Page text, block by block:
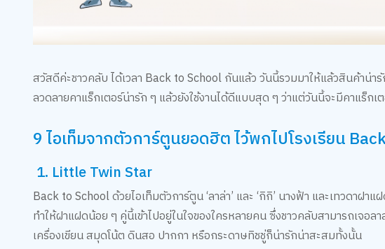
สวัสดีค่ะชาวคลับ ได้เวลา Back to School กันแล้ว วันนี้รวมมาให้แล้วสินค้าน่า
ลวดลายคาแร็กเตอร์น่ารัก ๆ แล้วยังใช้งานได้ดีแบบสุด ๆ ว่าแต่วันนี้จะมีคาแร็กเ
9 ไอเท็มจากตัวการ์ตูนยอดฮิต ไว้พกไปโรงเรียน
1. Little Twin Star
Back to School ด้วยไอเท็มตัวการ์ตูน ‘ลาล่า’ และ ‘กิกิ’ นางฟ้า และเทวดา
ทำให้ฝาแฝดน้อย ๆ คู่นี้เข้าไปอยู่ในใจของใครหลายคน ซึ่งชาวคลับสามารถเจ
เครื่องเขียน สมุดโน้ต ดินสอ ปากกา หรือกระดาษทิชชู่ก็น่ารักน่าสะสมทั้งนั้น